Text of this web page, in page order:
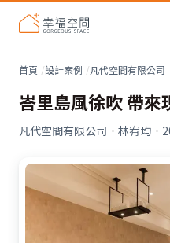
首頁 設計案例 凡代空間有限公司
峇里島風徐吹 帶來
凡代空間有限公司 · 林宥均 ·